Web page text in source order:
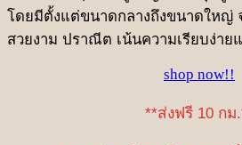
โดยมีตั้งแต่ขนาดกลางถึงขนาดใหญ่
สวยงาม ปราณีต เน้นความเรียบง่าย
shop now!!
**ส่งฟรี 10 กม